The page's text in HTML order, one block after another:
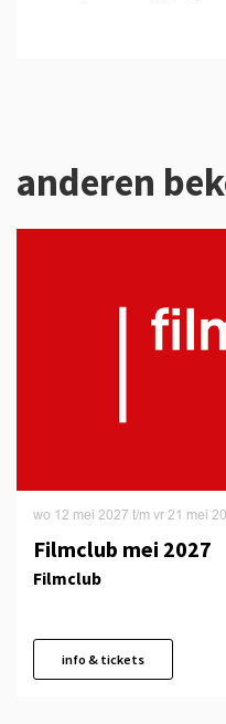
anderen
Filmclub mei 2027
Filmclub
wo 12 mei 2027 t/m vr 21 mei
info & tickets